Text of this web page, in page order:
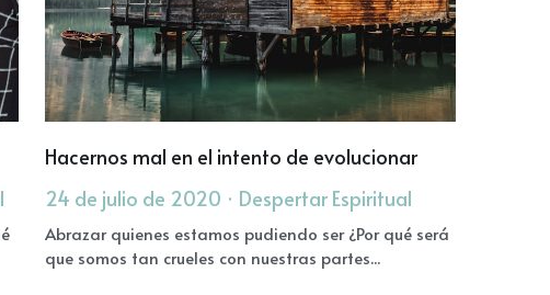
24 de julio de 2020
Despertar Espiritual
Abrazar quienes estamos pudiendo ser ¿Por qué será